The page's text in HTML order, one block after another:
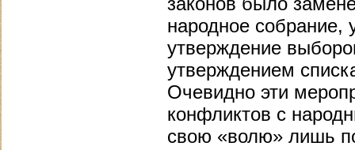
народное
утверждение
утверждением
Очевидно эти
конфликтов с
свою «волю» лишь